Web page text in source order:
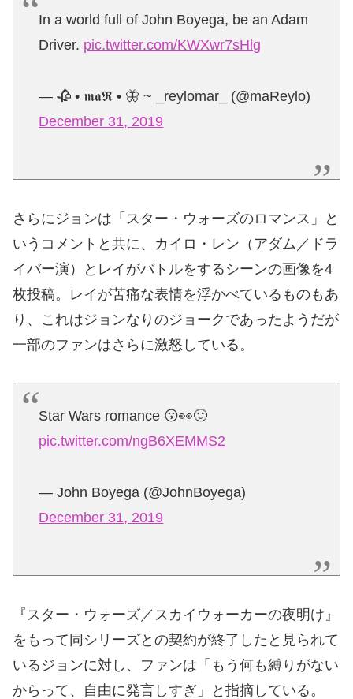
In a world full of John Boyega, be an Adam
Driver. pic.twitter.com/KWXwr7sHlg
— 🥀 • 𝖒𝖆𝕽 • 🦋 ~ _reylomar_ (@maReylo)
December 31, 2019
さらにジョンは「スター・ウォーズのロマンス」と
いうコメントと共に、カイロ・レン（アダム／ドラ
イバー演）とレイがバトルをするシーンの画像を4
枚投稿。レイが苦痛な表情を浮かべているものもあ
り、これはジョンなりのジョークであったようだが
一部のファンはさらに激怒している。
Star Wars romance 😗👀🙂
pic.twitter.com/ngB6XEMMS2
— John Boyega (@JohnBoyega)
December 31, 2019
『スター・ウォーズ／スカイウォーカーの夜明け』
をもって同シリーズとの契約が終了したと見られて
いるジョンに対し、ファンは「もう何も縛りがない
からって、自由に発言しすぎ」と指摘している。